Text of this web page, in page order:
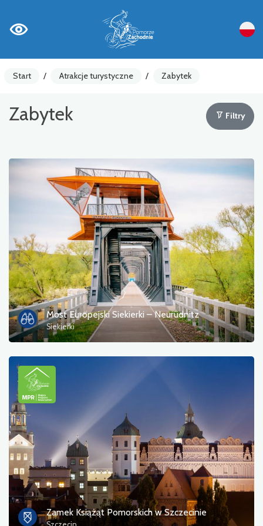
Start / Atrakcje turystyczne / Zabytek
Zabytek Filtry
Most Europejski Siekierki – Neurüdnitz
Siekierki
Zamek Książąt Pomorskich w Szczecinie
Liczniki rowerowe
Ostrzeżenia
Atrakcja turystyczna
Gastronomia
Informacja turystyczna
Kąpieliska
Kultura i rozrywka
Miejsce odpoczynku
Militaria
Noclegi
Pola namiotowe
Pomniki, rzeźby, murale